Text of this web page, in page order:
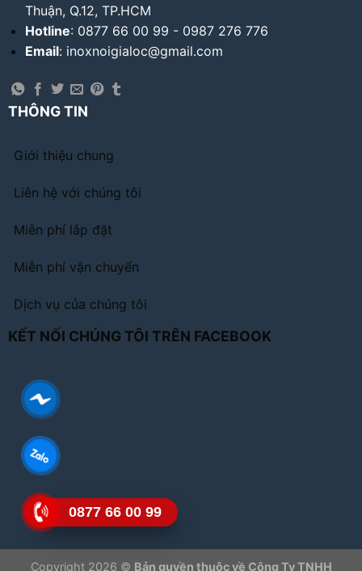
Thuận, Q.12, TP.HCM
Hotline: 0877 66 00 99 - 0987 276 776
Email: inoxnoigialoc@gmail.com
THÔNG TIN
Giới thiệu chung
Liên hệ với chúng tôi
Miễn phí lắp đặt
Miễn phí vận chuyển
Dịch vụ của chúng tôi
KẾT NỐI CHÚNG TÔI TRÊN FACEBOOK
Copyright 2026 © Bản quyền thuộc về Công Ty TNHH
0877 66 00 99